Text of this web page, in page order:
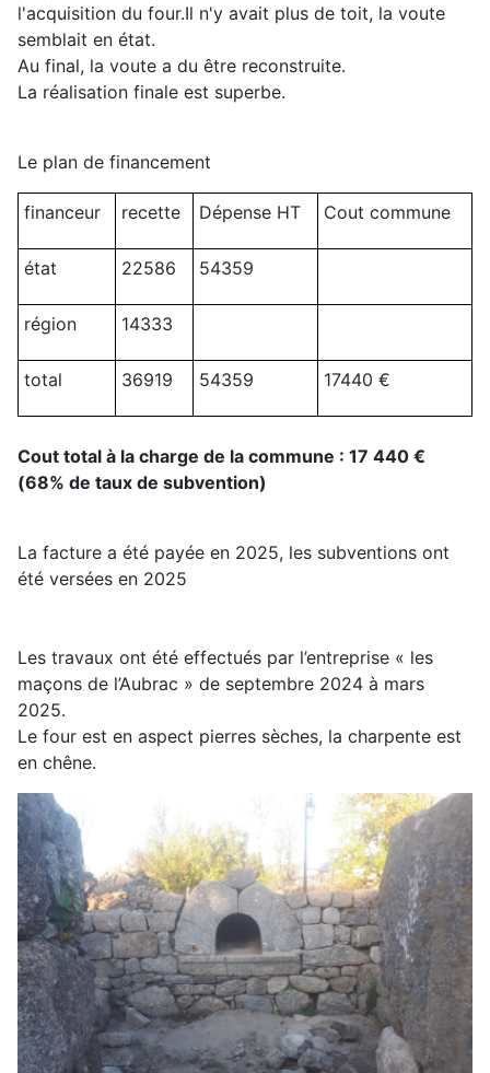
l'acquisition du four.Il n'y avait plus de toit, la voute
semblait en état.
Au final, la voute a du être reconstruite.
La réalisation finale est superbe.
Le plan de financement
financeur recette Dépense HT Cout commune
état 22586 54359
région 14333
total 36919 54359 17440 €
Cout total à la charge de la commune : 17 440 €
(68% de taux de subvention)
La facture a été payée en 2025, les subventions ont
été versées en 2025
Les travaux ont été effectués par l’entreprise « les
maçons de l’Aubrac » de septembre 2024 à mars
2025.
Le four est en aspect pierres sèches, la charpente est
en chêne.